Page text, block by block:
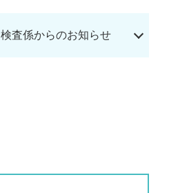
検査係からのお知らせ